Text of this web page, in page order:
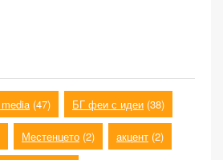
(47) БГ феи с идеи (38)
Местенцето (2) акцент (2)